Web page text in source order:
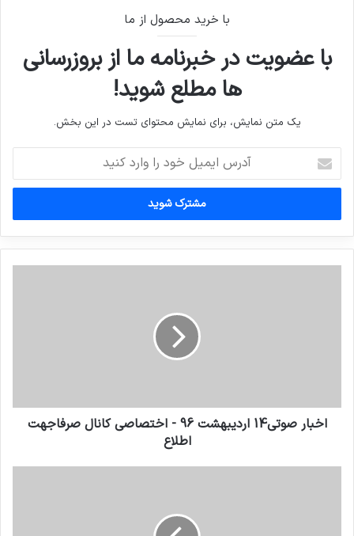
با خرید محصول از ما
با عضویت در خبرنامه ما از بروزرسانی
ها مطلع شوید!
یک متن نمایش، برای نمایش محتوای تست در این بخش.
ایمیل
خود
وارد
کنید
اخبار صوتی14 اردیبهشت 96 - اختصاصی کانال صرفاجهت
اطلاع